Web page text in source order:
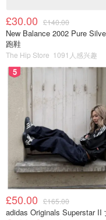
£30.00 £140.00
New Balance 2002 Pure
跑鞋
The Hip Store 1091人感兴趣
5
£50.00 £165.00